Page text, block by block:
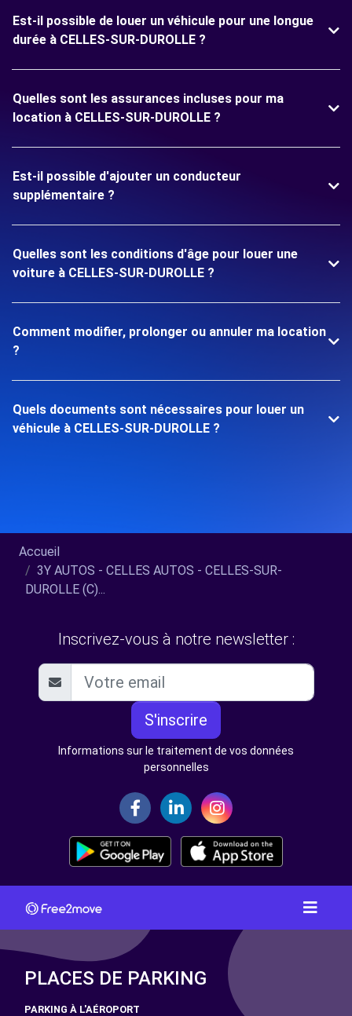
Est-il possible de louer un véhicule pour une longue
durée à CELLES-SUR-DUROLLE ?
Quelles sont les assurances incluses pour ma
location à CELLES-SUR-DUROLLE ?
Est-il possible d'ajouter un conducteur
supplémentaire ?
Quelles sont les conditions d'âge pour louer une
voiture à CELLES-SUR-DUROLLE ?
Comment modifier, prolonger ou annuler ma location
?
Quels documents sont nécessaires pour louer un
véhicule à CELLES-SUR-DUROLLE ?
Accueil
3Y AUTOS - CELLES AUTOS - CELLES-SUR-
DUROLLE (C)...
Inscrivez-vous à notre newsletter :
S'inscrire
Informations sur le traitement de vos données
personnelles
PLACES DE PARKING
PARKING À L'AÉROPORT